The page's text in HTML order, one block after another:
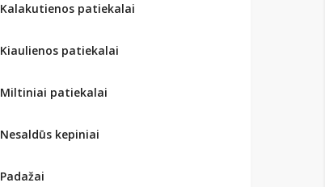
Kalakutienos patiekalai
Kiaulienos patiekalai
Miltiniai patiekalai
Nesaldūs kepiniai
Padažai